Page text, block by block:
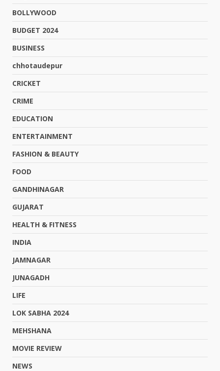
BOLLYWOOD
BUDGET 2024
BUSINESS
chhotaudepur
CRICKET
CRIME
EDUCATION
ENTERTAINMENT
FASHION & BEAUTY
FOOD
GANDHINAGAR
GUJARAT
HEALTH & FITNESS
INDIA
JAMNAGAR
JUNAGADH
LIFE
LOK SABHA 2024
MEHSHANA
MOVIE REVIEW
NEWS